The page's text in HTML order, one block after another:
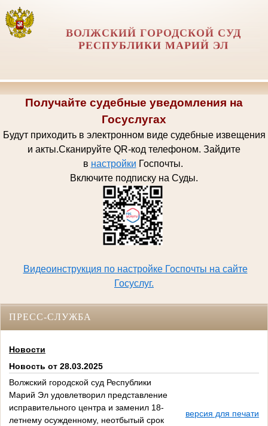
ВОЛЖСКИЙ ГОРОДСКОЙ СУД
РЕСПУБЛИКИ МАРИЙ ЭЛ
Получайте судебные уведомления на
Госуслугах
Будут приходить в электронном виде судебные извещения
и акты.Сканируйте QR-код телефоном. Зайдите
в настройки Госпочты.
Включите подписку на Суды.
Видеоинструкция по настройке Госпочты на сайте
Госуслуг.
ПРЕСС-СЛУЖБА
Новости
Новость от 28.03.2025
Волжский городской суд Республики
Марий Эл удовлетворил представление
исправительного центра и заменил 18-
летнему осужденному, неотбытый срок
версия для печати